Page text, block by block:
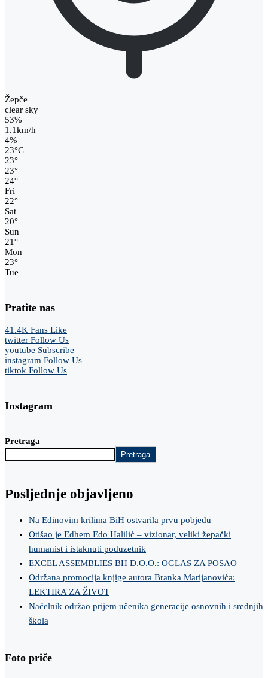
Žepče
clear sky
53%
1.1km/h
4%
23°C
23°
23°
24°
Fri
22°
Sat
20°
Sun
21°
Mon
23°
Tue
Pratite nas
41.4K Fans Like
twitter Follow Us
youtube Subscribe
instagram Follow Us
tiktok Follow Us
Instagram
Pretraga
Pretraga
Posljednje objavljeno
Na Edinovim krilima BiH ostvarila prvu pobjedu
Otišao je Edhem Edo Halilić – vizionar, veliki žepački
humanist i istaknuti poduzetnik
EXCEL ASSEMBLIES BH D.O.O.: OGLAS ZA POSAO
Održana promocija knjige autora Branka Marijanovića:
LEKTIRA ZA ŽIVOT
Načelnik održao prijem učenika generacije osnovnih i srednjih
škola
Foto priče